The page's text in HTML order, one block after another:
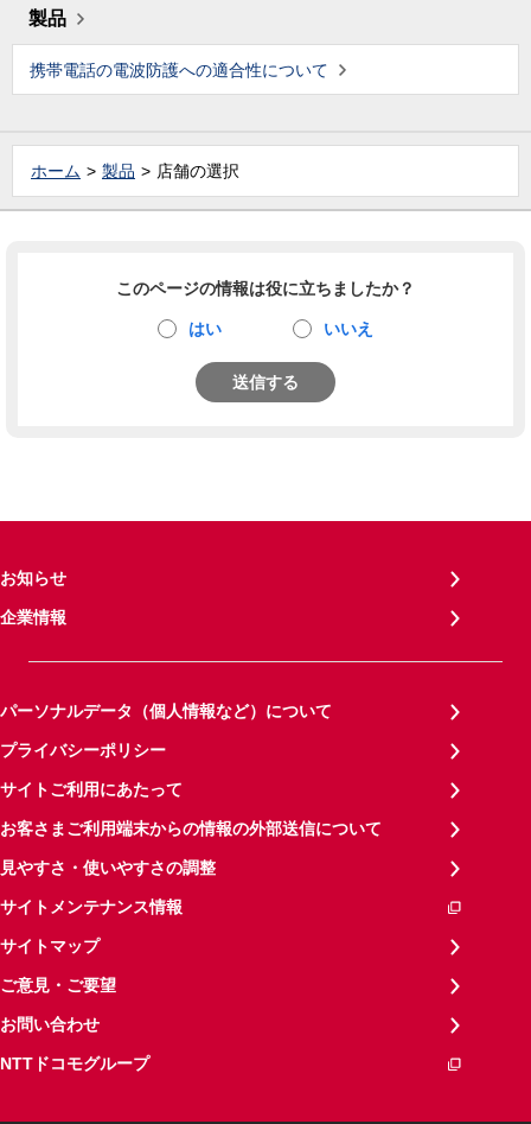
製品
携帯電話の電波防護への適合性について
ホーム 製品 店舗の選択
このページの情報は役に立ちましたか？
はい いいえ
送信する
お知らせ
企業情報
パーソナルデータ（個人情報など）について
プライバシーポリシー
サイトご利用にあたって
お客さまご利用端末からの情報の外部送信について
見やすさ・使いやすさの調整
サイトメンテナンス情報
サイトマップ
ご意見・ご要望
お問い合わせ
NTTドコモグループ